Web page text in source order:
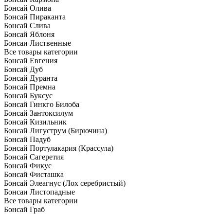
Бонсай Олива
Бонсай Пираканта
Бонсай Слива
Бонсай Яблоня
Бонсаи Лиственные
Все товары категории
Бонсай Евгения
Бонсай Дуб
Бонсай Дуранта
Бонсай Премна
Бонсай Буксус
Бонсай Гинкго Билоба
Бонсай Зантоксилум
Бонсай Кизильник
Бонсай Лигуструм (Бирючина)
Бонсай Падуб
Бонсай Портулакария (Крассула)
Бонсай Сагеретия
Бонсай Фикус
Бонсай Фисташка
Бонсай Элеагнус (Лох серебристый)
Бонсаи Листопадные
Все товары категории
Бонсай Граб